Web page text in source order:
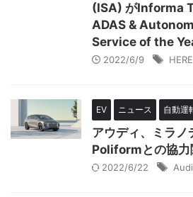
(ISA) がInforma
ADAS &
Service of the
2022/6/9 HERE
EV ニュース 自動運
アウディ、ミラノ
Poliformとの協力
2022/6/22 Audi